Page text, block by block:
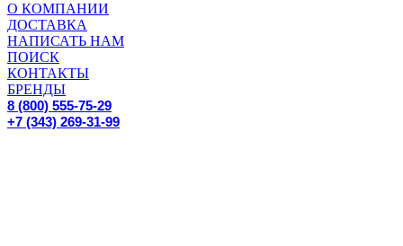
О КОМПАНИИ
ДОСТАВКА
НАПИСАТЬ НАМ
ПОИСК
КОНТАКТЫ
БРЕНДЫ
8 (800) 555-75-29
+7 (343) 269-31-99